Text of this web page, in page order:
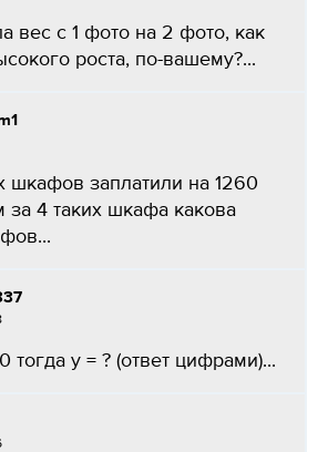
вес с 1 фото на 2 фото, как
роста, по-вашему?...
шкафов заплатили на 1260
4 таких шкафа какова
тогда y = ? (ответ цифрами)...